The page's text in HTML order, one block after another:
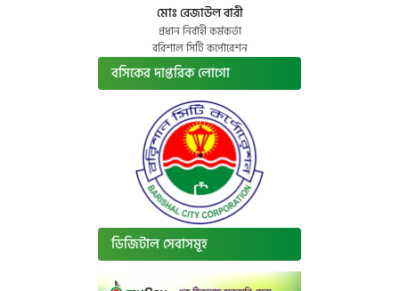
মোঃ রেজাউল বারী
প্রধান নির্বাহী কর্মকর্তা
বরিশাল সিটি কর্পোরেশন
বসিকের দাপ্তরিক লোগো
ডিজিটাল সেবাসমূহ